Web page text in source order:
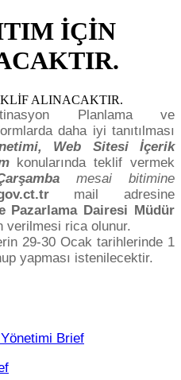
İÇİN
Planlama ve
daha iyi tanıtılması
Web Sitesi İçerik
konularında teklif vermek
mesai bitimine
mail adresine
Pazarlama Dairesi Müdür
verilmesi rica olunur.
29-30 Ocak tarihlerinde 1
yapması istenilecektir.
Brief